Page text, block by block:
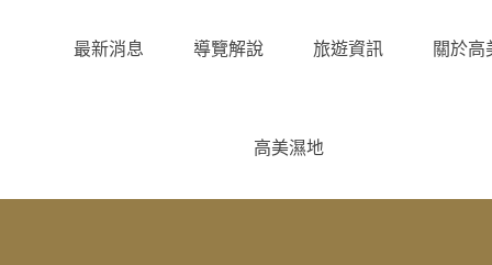
最新消息 導覽解說 旅遊資訊 關於高
高美濕地